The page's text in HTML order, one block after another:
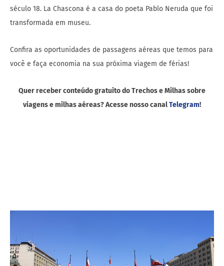
século 18. La Chascona é a casa do poeta Pablo Neruda que foi
transformada em museu.
Confira as oportunidades de passagens aéreas que temos para
você e faça economia na sua próxima viagem de férias!
Quer receber conteúdo gratuito do Trechos e Milhas sobre
viagens e milhas aéreas? Acesse nosso canalTelegram!